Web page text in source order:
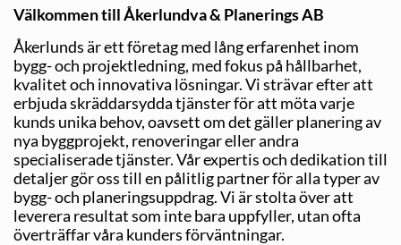
Välkommen till Åkerlundva & Planerings AB
Åkerlunds är ett företag med lång erfarenhet inom
bygg- och projektledning, med fokus på hållbarhet,
kvalitet och innovativa lösningar. Vi strävar efter att
erbjuda skräddarsydda tjänster för att möta varje
kunds unika behov, oavsett om det gäller planering av
nya byggprojekt, renoveringar eller andra
specialiserade tjänster. Vår expertis och dedikation till
detaljer gör oss till en pålitlig partner för alla typer av
bygg- och planeringsuppdrag. Vi är stolta över att
leverera resultat som inte bara uppfyller, utan ofta
överträffar våra kunders förväntningar.